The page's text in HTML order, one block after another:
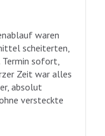
waren
scheiterten,
sofort,
Zeit war alles
absolut
versteckte